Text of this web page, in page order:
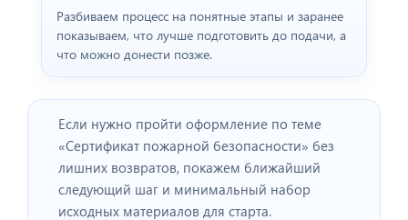
Отзыв от представителя
"ПРОФПЛАСТМЕТАЛЛ".
Разбиваем процесс на понятные этапы и заранее
показываем, что лучше подготовить до подачи, а
что можно донести позже.
Если нужно пройти оформление по теме
«Сертификат пожарной безопасности» без
лишних возвратов, покажем ближайший
следующий шаг и минимальный набор
исходных материалов для старта.